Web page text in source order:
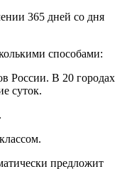
365 дней со дня
способами:
России. В 20 городах
суток.
предложит